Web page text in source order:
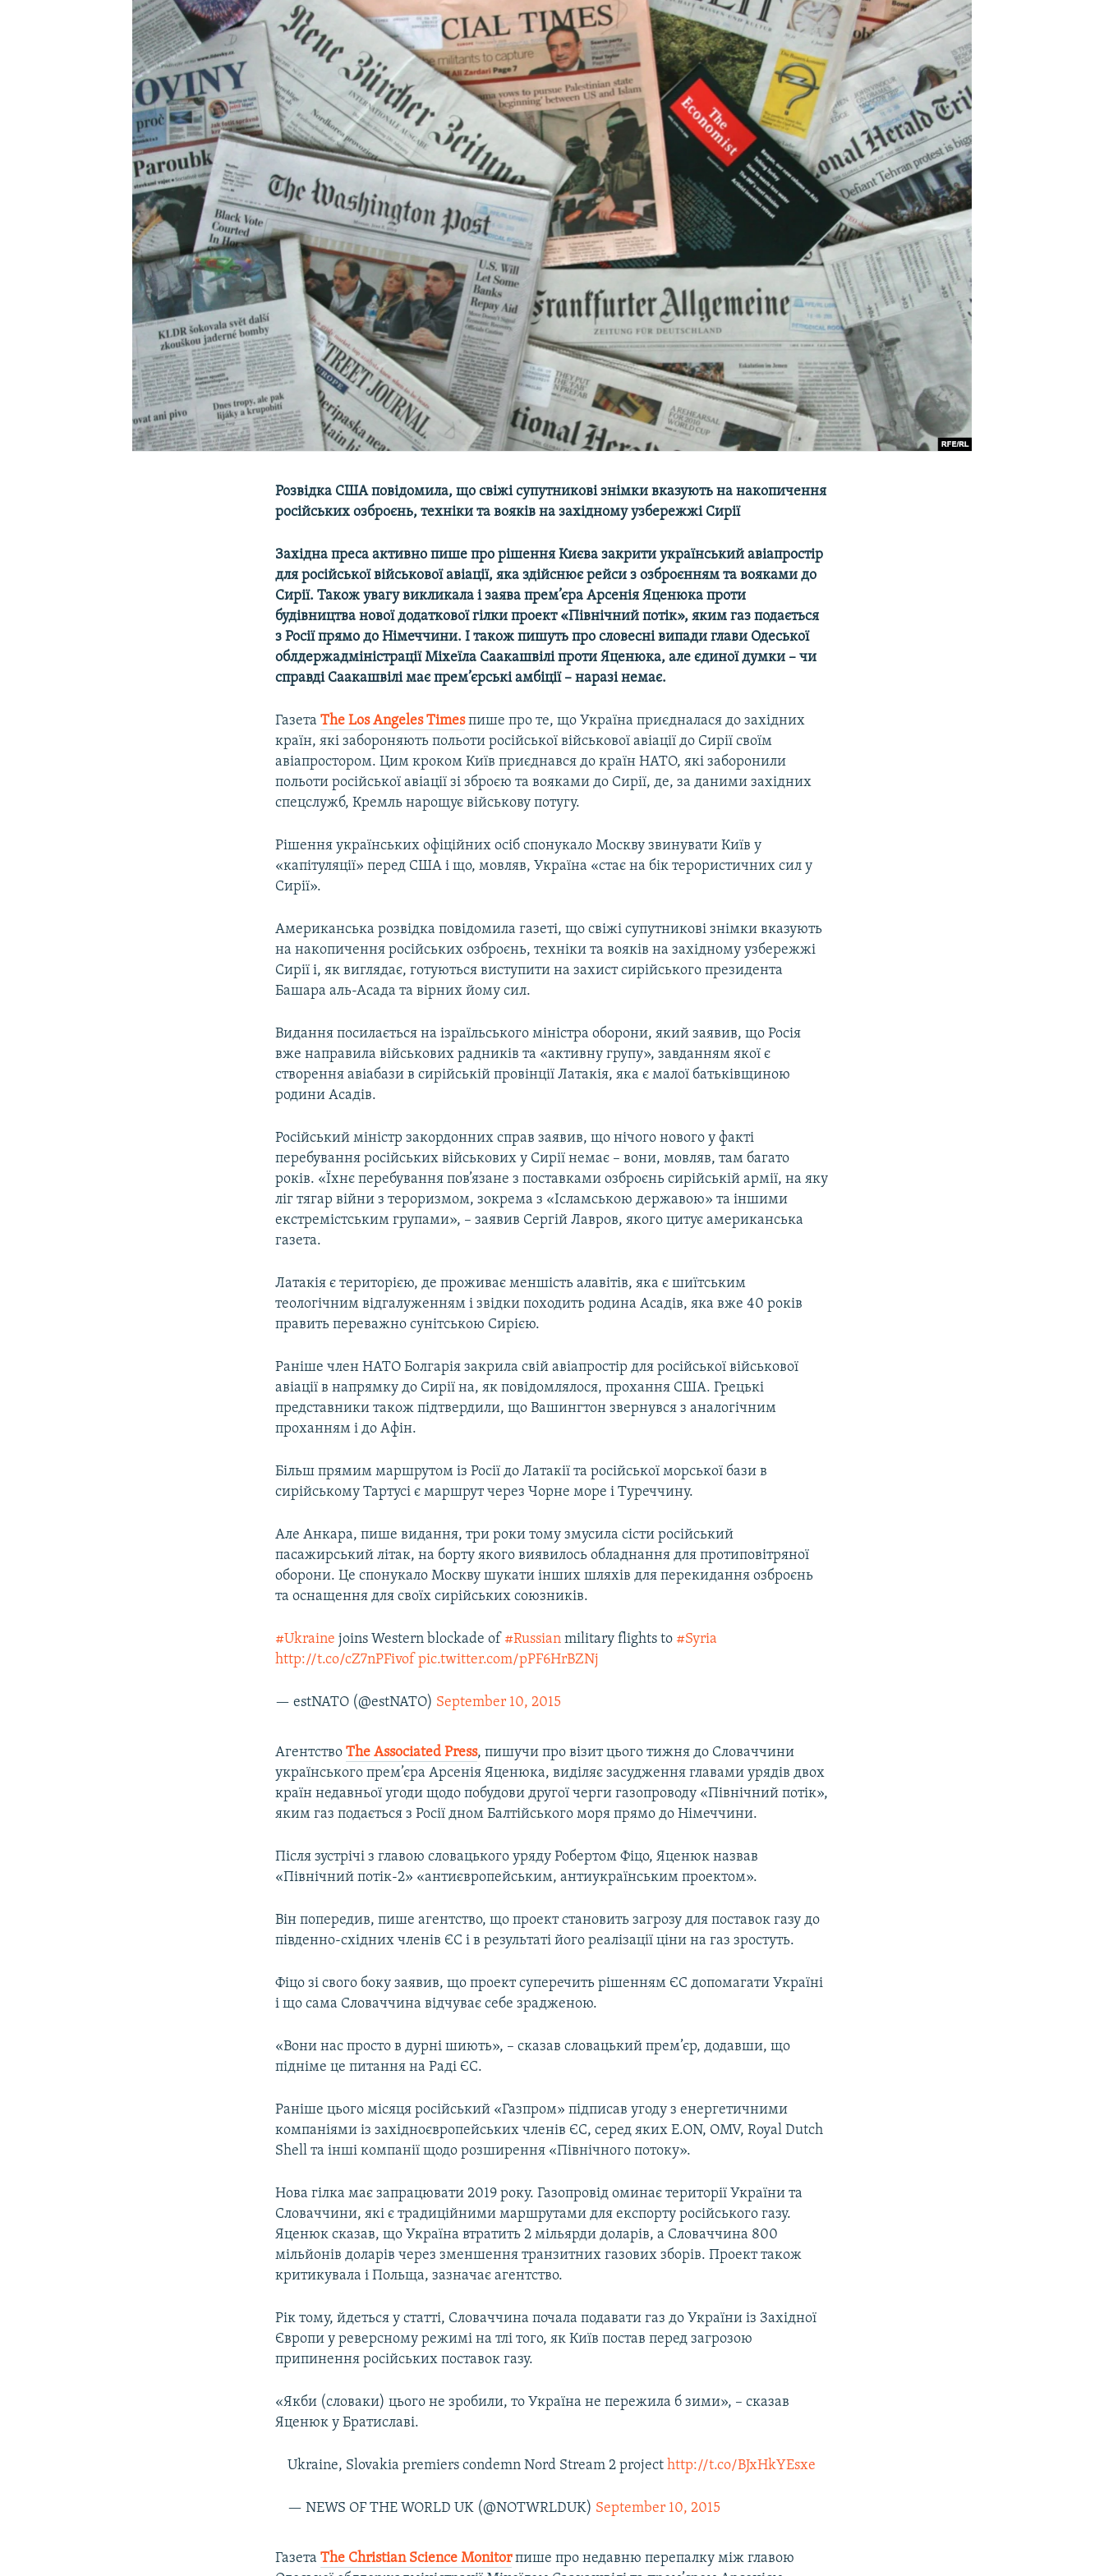
УКРАЇНСЬКА ПРОБЛЕМА КРИМУ
Розвідка США повідомила, що свіжі супутникові знімки вказують на накопичення
російських озброєнь, техніки та вояків на західному узбережжі Сирії
Західна преса активно пише про рішення Києва закрити український авіапростір
для російської військової авіації, яка здійснює рейси з озброєнням та вояками до
Сирії. Також увагу викликала і заява прем’єра Арсенія Яценюка проти
будівництва нової додаткової гілки проект «Північний потік», яким газ подається
з Росії прямо до Німеччини. І також пишуть про словесні випади глави Одеської
облдержадміністрації Міхеїла Саакашвілі проти Яценюка, але єдиної думки – чи
справді Саакашвілі має прем’єрські амбіції – наразі немає.
ГазетаThe Los Angeles Timesпише про те, що Україна приєдналася до західних
країн, які забороняють польоти російської військової авіації до Сирії своїм
авіапростором. Цим кроком Київ приєднався до країн НАТО, які заборонили
польоти російської авіації зі зброєю та вояками до Сирії, де, за даними західних
спецслужб, Кремль нарощує військову потугу.
Рішення українських офіційних осіб спонукало Москву звинувати Київ у
«капітуляції» перед США і що, мовляв, Україна «стає на бік терористичних сил у
Сирії».
Американська розвідка повідомила газеті, що свіжі супутникові знімки вказують
на накопичення російських озброєнь, техніки та вояків на західному узбережжі
Сирії і, як виглядає, готуються виступити на захист сирійського президента
Башара аль-Асада та вірних йому сил.
Видання посилається на ізраїльського міністра оборони, який заявив, що Росія
вже направила військових радників та «активну групу», завданням якої є
створення авіабази в сирійській провінції Латакія, яка є малої батьківщиною
родини Асадів.
Російський міністр закордонних справ заявив, що нічого нового у факті
перебування російських військових у Сирії немає – вони, мовляв, там багато
років. «Їхнє перебування пов’язане з поставками озброєнь сирійській армії, на яку
ліг тягар війни з тероризмом, зокрема з «Ісламською державою» та іншими
екстремістським групами», – заявив Сергій Лавров, якого цитує американська
газета.
Латакія є територією, де проживає меншість алавітів, яка є шиїтським
теологічним відгалуженням і звідки походить родина Асадів, яка вже 40 років
править переважно сунітською Сирією.
Раніше член НАТО Болгарія закрила свій авіапростір для російської військової
авіації в напрямку до Сирії на, як повідомлялося, прохання США. Грецькі
представники також підтвердили, що Вашингтон звернувся з аналогічним
проханням і до Афін.
Більш прямим маршрутом із Росії до Латакії та російської морської бази в
сирійському Тартусі є маршрут через Чорне море і Туреччину.
Але Анкара, пише видання, три роки тому змусила сісти російський
пасажирський літак, на борту якого виявилось обладнання для протиповітряної
оборони. Це спонукало Москву шукати інших шляхів для перекидання озброєнь
та оснащення для своїх сирійських союзників.
#Ukraine joins Western blockade of #Russian military flights to #Syria
http://t.co/cZ7nPFivof pic.twitter.com/pPF6HrBZNj
— estNATO (@estNATO) September 10, 2015
АгентствоThe Associated Press, пишучи про візит цього тижня до Словаччини
українського прем’єра Арсенія Яценюка, виділяє засудження главами урядів двох
країн недавньої угоди щодо побудови другої черги газопроводу «Північний потік»,
яким газ подається з Росії дном Балтійського моря прямо до Німеччини.
Після зустрічі з главою словацького уряду Робертом Фіцо, Яценюк назвав
«Північний потік-2» «антиєвропейським, антиукраїнським проектом».
Він попередив, пише агентство, що проект становить загрозу для поставок газу до
південно-східних членів ЄС і в результаті його реалізації ціни на газ зростуть.
Фіцо зі свого боку заявив, що проект суперечить рішенням ЄС допомагати Україні
і що сама Словаччина відчуває себе зрадженою.
«Вони нас просто в дурні шиють», – сказав словацький прем’єр, додавши, що
підніме це питання на Раді ЄС.
Раніше цього місяця російський «Газпром» підписав угоду з енергетичними
компаніями із західноєвропейських членів ЄС, серед яких E.ON, OMV, Royal Dutch
Shell та інші компанії щодо розширення «Північного потоку».
Нова гілка має запрацювати 2019 року. Газопровід оминає території України та
Словаччини, які є традиційними маршрутами для експорту російського газу.
Яценюк сказав, що Україна втратить 2 мільярди доларів, а Словаччина 800
мільйонів доларів через зменшення транзитних газових зборів. Проект також
критикувала і Польща, зазначає агентство.
Рік тому, йдеться у статті, Словаччина почала подавати газ до України із Західної
Європи у реверсному режимі на тлі того, як Київ постав перед загрозою
припинення російських поставок газу.
«Якби (словаки) цього не зробили, то Україна не пережила б зими», – сказав
Яценюк у Братиславі.
Ukraine, Slovakia premiers condemn Nord Stream 2 projecthttp://t.co/BJxHkYEsxe
— NEWS OF THE WORLD UK (@NOTWRLDUK) September 10, 2015
ГазетаThe Christian Science Monitorпише про недавню перепалку між главою